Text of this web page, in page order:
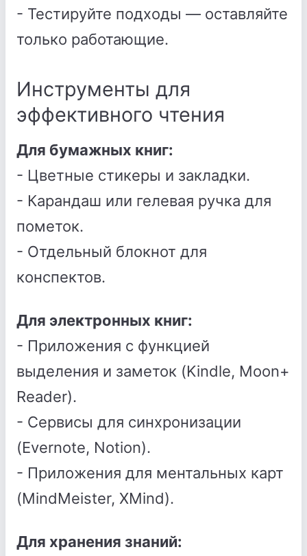
- Тестируйте подходы — оставляйте
только работающие.
Инструменты для
эффективного чтения
Для бумажных книг:
- Цветные стикеры и закладки.
- Карандаш или гелевая ручка для
пометок.
- Отдельный блокнот для
конспектов.
Для электронных книг:
- Приложения с функцией
выделения и заметок (Kindle, Moon+
Reader).
- Сервисы для синхронизации
(Evernote, Notion).
- Приложения для ментальных карт
(MindMeister, XMind).
Для хранения знаний: